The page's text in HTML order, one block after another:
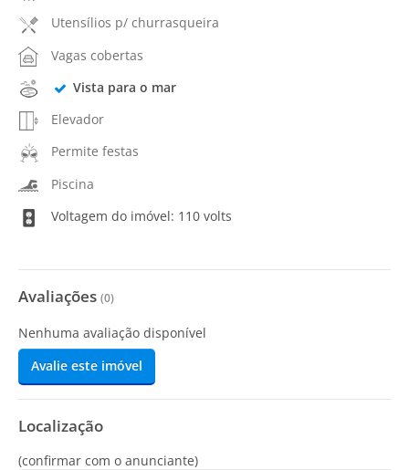
Utensílios p/ churrasqueira
Vagas cobertas
Vista para o mar
Elevador
Permite festas
Piscina
Voltagem do imóvel: 110 volts
Avaliações (0)
Nenhuma avaliação disponível
Avalie este imóvel
Localização
(confirmar com o anunciante)